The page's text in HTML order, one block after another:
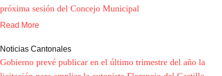
próxima sesión del Concejo Municipal
Read More
Noticias Cantonales
Gobierno prevé publicar en el último trimestre del año la